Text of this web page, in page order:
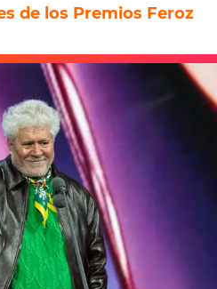
de los Premios Feroz